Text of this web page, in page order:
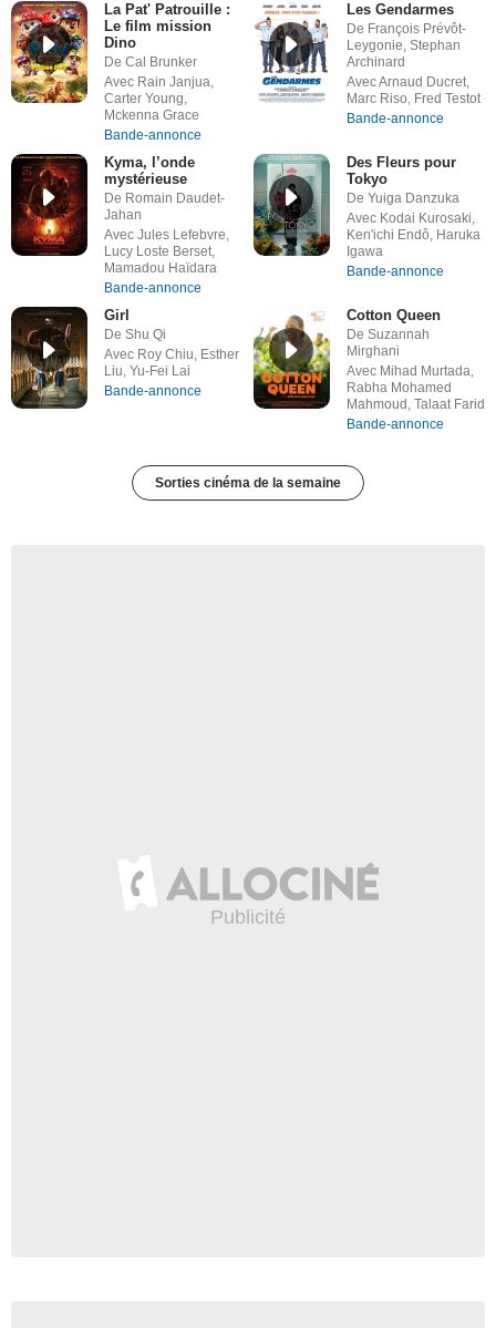
La Pat' Patrouille :
Le film mission
Dino
De Cal Brunker
Avec Rain Janjua,
Carter Young,
Mckenna Grace
Bande-annonce
Les Gendarmes
De François Prévôt-
Leygonie, Stephan
Archinard
Avec Arnaud Ducret,
Marc Riso, Fred Testot
Bande-annonce
Kyma, l’onde
mystérieuse
De Romain Daudet-
Jahan
Avec Jules Lefebvre,
Lucy Loste Berset,
Mamadou Haïdara
Bande-annonce
Des Fleurs pour
Tokyo
De Yuiga Danzuka
Avec Kodai Kurosaki,
Ken'ichi Endô, Haruka
Igawa
Bande-annonce
Girl
De Shu Qi
Avec Roy Chiu, Esther
Liu, Yu-Fei Lai
Bande-annonce
Cotton Queen
De Suzannah
Mirghani
Avec Mihad Murtada,
Rabha Mohamed
Mahmoud, Talaat Farid
Bande-annonce
Sorties cinéma de la semaine